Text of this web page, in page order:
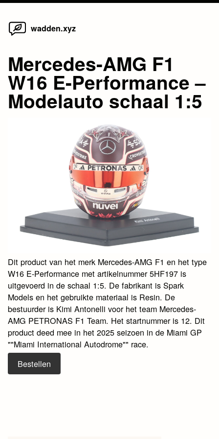
Skip
wadden.xyz
Mercedes-AMG F1
W16 E-Performance –
Modelauto schaal 1:5
Dit product van het merk Mercedes-AMG F1 en het type
W16 E-Performance met artikelnummer 5HF197 is
uitgevoerd in de schaal 1:5. De fabrikant is Spark
Models en het gebruikte materiaal is Resin. De
bestuurder is Kimi Antonelli voor het team Mercedes-
AMG PETRONAS F1 Team. Het startnummer is 12. Dit
product deed mee in het 2025 seizoen in de Miami GP
""Miami International Autodrome"" race.
Bestellen